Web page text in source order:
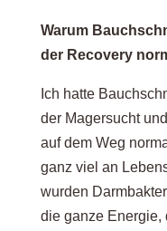
Warum
der Recovery
Ich hatte
der Magersucht
auf dem Weg
ganz viel an
wurden
die ganze Energie,